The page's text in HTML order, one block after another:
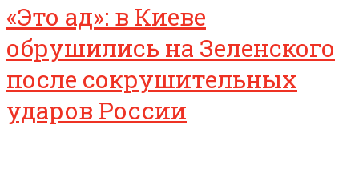
«Это ад»: в Киеве
обрушились на Зеленского
после сокрушительных
ударов России